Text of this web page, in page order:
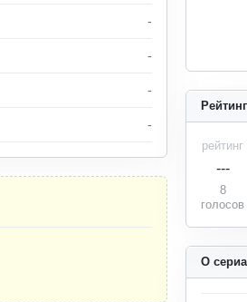
О
рейтинг
---
8
голосов
-
-
-
-